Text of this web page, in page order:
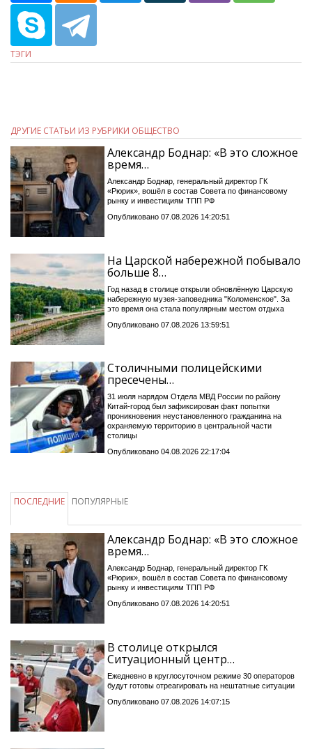
ТЭГИ
ДРУГИЕ СТАТЬИ ИЗ РУБРИКИ ОБЩЕСТВО
Александр Боднар: «В это сложное
время…
Александр Боднар, генеральный директор ГК
«Рюрик», вошёл в состав Совета по финансовому
рынку и инвестициям ТПП РФ
Опубликовано 07.08.2026 14:20:51
На Царской набережной побывало
больше 8…
Год назад в столице открыли обновлённую Царскую
набережную музея-заповедника "Коломенское". За
это время она стала популярным местом отдыха
Опубликовано 07.08.2026 13:59:51
Столичными полицейскими
пресечены…
31 июля нарядом Отдела МВД России по району
Китай-город был зафиксирован факт попытки
проникновения неустановленного гражданина на
охраняемую территорию в центральной части
столицы
Опубликовано 04.08.2026 22:17:04
ПОСЛЕДНИЕ ПОПУЛЯРНЫЕ
Александр Боднар: «В это сложное
время…
Александр Боднар, генеральный директор ГК
«Рюрик», вошёл в состав Совета по финансовому
рынку и инвестициям ТПП РФ
Опубликовано 07.08.2026 14:20:51
В столице открылся
Ситуационный центр…
Ежедневно в круглосуточном режиме 30 операторов
будут готовы отреагировать на нештатные ситуации
Опубликовано 07.08.2026 14:07:15